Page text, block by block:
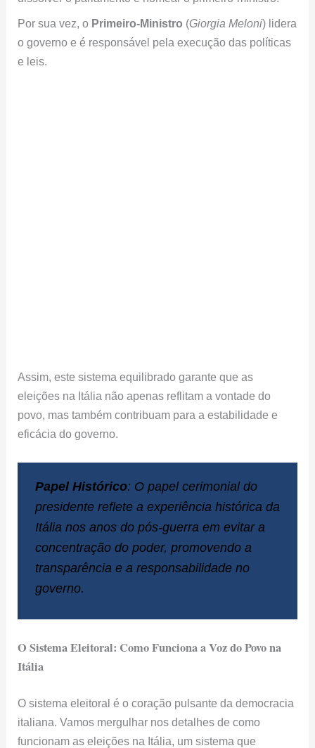
Por sua vez, o Primeiro-Ministro (Giorgia Meloni) lidera
o governo e é responsável pela execução das políticas
e leis.
Assim, este sistema equilibrado garante que as
eleições na Itália não apenas reflitam a vontade do
povo, mas também contribuam para a estabilidade e
eficácia do governo.
Papel Histórico: O papel cerimonial do
presidente reflete a experiência histórica da
Itália nos anos do pós-guerra em evitar a
concentração do poder, promovendo a
transparência e a responsabilidade no
governo.
O Sistema Eleitoral: Como Funciona a Voz do Povo na
Itália
O sistema eleitoral é o coração pulsante da democracia
italiana. Vamos mergulhar nos detalhes de como
funcionam as eleições na Itália, um sistema que